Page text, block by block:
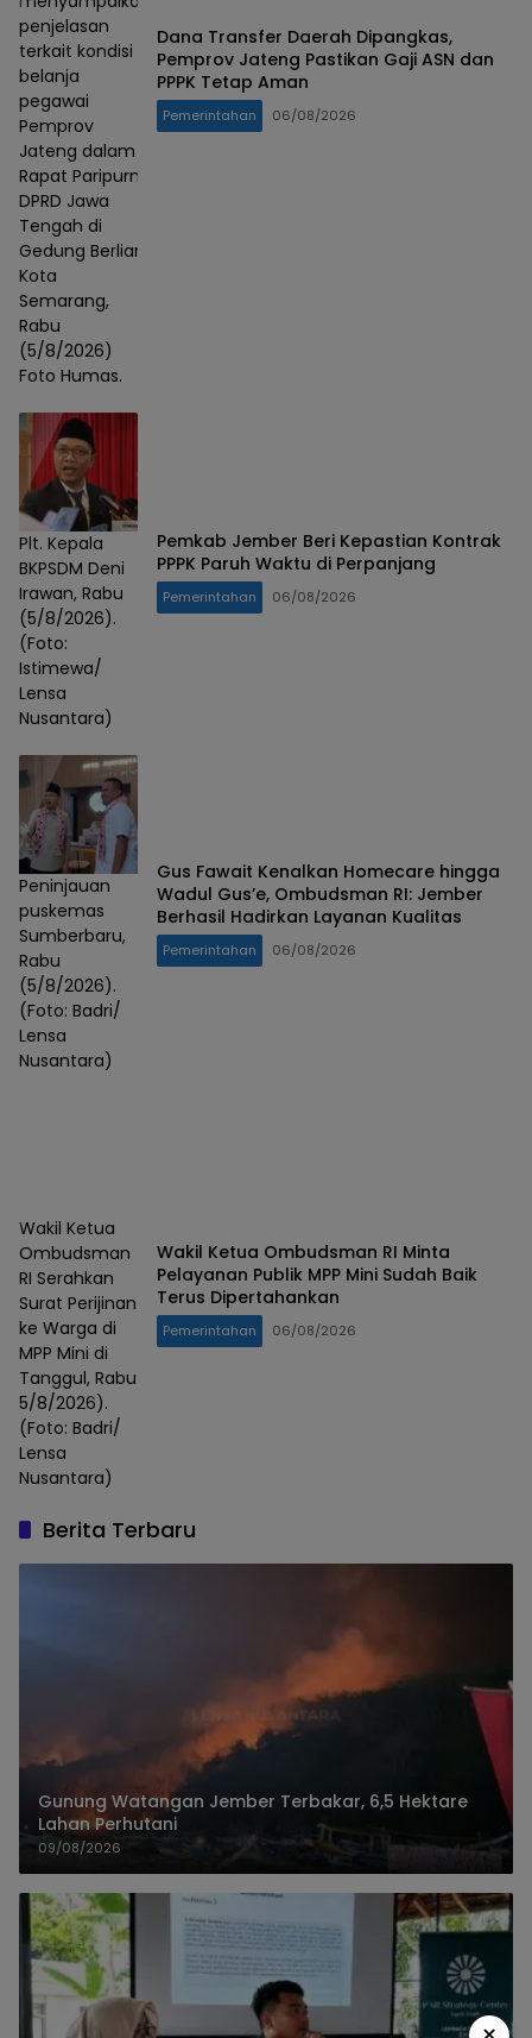
penjelasan
terkait kondisi
belanja
pegawai
Pemprov
Jateng dalam
Rapat Paripurna
DPRD Jawa
Tengah di
Gedung Berlian,
Kota
Semarang,
Rabu
(5/8/2026)
Foto Humas.
Dana Transfer Daerah Dipangkas,
Pemprov Jateng Pastikan Gaji ASN dan
PPPK Tetap Aman
Pemerintahan 06/08/2026
Plt. Kepala
BKPSDM Deni
Irawan, Rabu
(5/8/2026).
(Foto:
Istimewa/
Lensa
Nusantara)
Pemkab Jember Beri Kepastian Kontrak
PPPK Paruh Waktu di Perpanjang
Pemerintahan 06/08/2026
Peninjauan
puskemas
Sumberbaru,
Rabu
(5/8/2026).
(Foto: Badri/
Lensa
Nusantara)
Gus Fawait Kenalkan Homecare hingga
Wadul Gus’e, Ombudsman RI: Jember
Berhasil Hadirkan Layanan Kualitas
Pemerintahan 06/08/2026
Wakil Ketua
Ombudsman
RI Serahkan
Surat Perijinan
ke Warga di
MPP Mini di
Tanggul, Rabu
5/8/2026).
(Foto: Badri/
Lensa
Nusantara)
Wakil Ketua Ombudsman RI Minta
Pelayanan Publik MPP Mini Sudah Baik
Terus Dipertahankan
Pemerintahan 06/08/2026
Berita Terbaru
Gunung Watangan Jember Terbakar, 6,5 Hektare
Lahan Perhutani
09/08/2026